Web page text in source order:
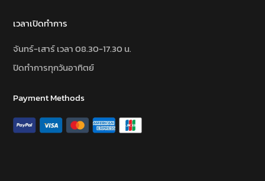
เวลาเปิดทำการ
จันทร์-เสาร์ เวลา 08.30-17.30 น.
ปิดทำการทุกวันอาทิตย์
Payment Methods